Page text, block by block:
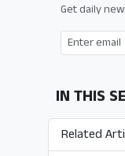
Get daily
IN THIS
Related